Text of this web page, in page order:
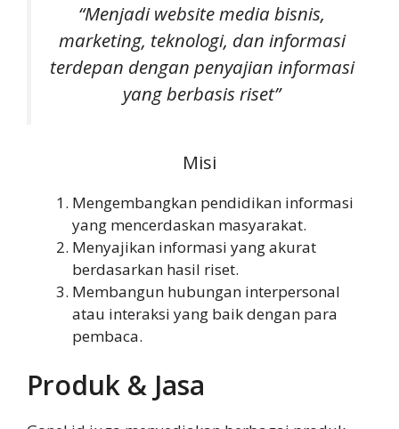
“Menjadi website media bisnis,
marketing, teknologi, dan informasi
terdepan dengan penyajian informasi
yang berbasis riset”
Misi
Mengembangkan pendidikan informasi
yang mencerdaskan masyarakat.
Menyajikan informasi yang akurat
berdasarkan hasil riset.
Membangun hubungan interpersonal
atau interaksi yang baik dengan para
pembaca.
Produk & Jasa